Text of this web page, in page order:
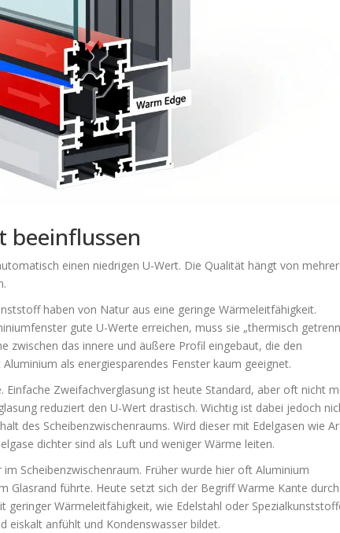
beeinflussen
einen niedrigen U-Wert. Die Qualität hängt von
haben von Natur aus eine geringe Wärmeleitfähigkeit.
gute U-Werte erreichen, muss sie „thermisch
zwischen das innere und äußere Profil eingebaut, die den
als energiesparendes Fenster kaum geeignet.
Einfache Zweifachverglasung ist heute Standard, aber oft nicht
reduziert den U-Wert drastisch. Wichtig ist dabei jedoch
des Scheibenzwischenraums. Wird dieser mit Edelgasen wie
dichter sind als Luft und weniger Wärme leiten.
Scheibenzwischenraum. Früher wurde hier oft Aluminium
Glasrand führte. Heute setzt sich der BegriffWarme Kante durch.
Wärmeleitfähigkeit, wie Edelstahl oder
eiskalt anfühlt und Kondenswasser bildet.